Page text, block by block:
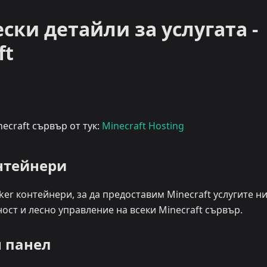
детайли за услугата -
сървър от тук: Minecraft Hosting
контейнери, за да предоставим Minecraft услугите
и лесно управление на всеки Minecraft сървър.
панел